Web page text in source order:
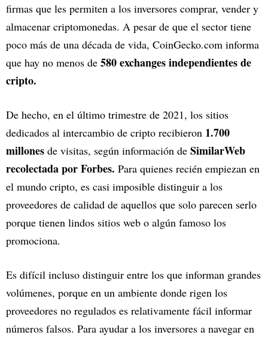
firmas que les permiten a los inversores comprar, vender y
almacenar criptomonedas. A pesar de que el sector tiene
poco más de una década de vida, CoinGecko.com informa
que hay no menos de 580 exchanges independientes de
cripto.
De hecho, en el último trimestre de 2021, los sitios
dedicados al intercambio de cripto recibieron 1.700
millones de visitas, según información de SimilarWeb
recolectada por Forbes. Para quienes recién empiezan en
el mundo cripto, es casi imposible distinguir a los
proveedores de calidad de aquellos que solo parecen serlo
porque tienen lindos sitios web o algún famoso los
promociona.
Es difícil incluso distinguir entre los que informan grandes
volúmenes, porque en un ambiente donde rigen los
proveedores no regulados es relativamente fácil informar
números falsos. Para ayudar a los inversores a navegar en